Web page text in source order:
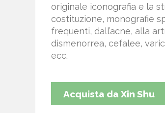
originale iconografia e la
costituzione, monografie
frequenti, dall’acne, alla
dismenorrea, cefalee,
ecc.
Acquista da Xin Shu